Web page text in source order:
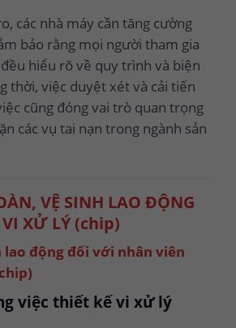
các nhà máy cần tăng cường
bảo rằng mọi người tham gia
hiểu rõ về quy trình và biện
thời, việc duyệt xét và cải tiến
cũng đóng vai trò quan trọng
các vụ tai nạn trong ngành sản
VỆ SINH LAO ĐỘNG
XỬ LÝ (chip)
lao động đối với nhân viên
việc thiết kế vi xử lý